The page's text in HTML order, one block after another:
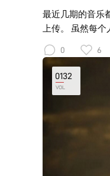
最近几期的音乐
上传。 虽然每
拥有的，因为
路，不用在夜色
们。 有音乐，真
0 6
0132
VOL